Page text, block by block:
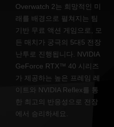
Overwatch 2는 희망적인 미
래를 배경으로 펼쳐지는 팀
기반 무료 액션 게임으로, 모
든 매치가 궁극의 5대5 전장
난투로 진행됩니다. NVIDIA
GeForce RTX™ 40 시리즈
가 제공하는 높은 프레임 레
이트와 NVIDIA Reflex를 통
한 최고의 반응성으로 전장
에서 승리하세요.